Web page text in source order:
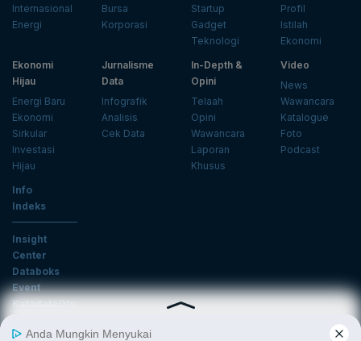
Internasional
Energi
Bursa
Korporasi
Startup
Gadget
Teknologi
Profil
Istilah
Ekonomi
Ekonomi
Hijau
Energi Baru
Ekonomi
Sirkular
Investasi
Hijau
Jurnalisme
Data
Infografik
Analisis
Cek Data
In-Depth &
Opini
Telaah
Opini
Wawancara
Laporan
Khusus
Video
News
Wawancara
Katalogue
Foto
Podcast
Info
Indeks
Insight
Center
Databoks
Event
KatadataOto